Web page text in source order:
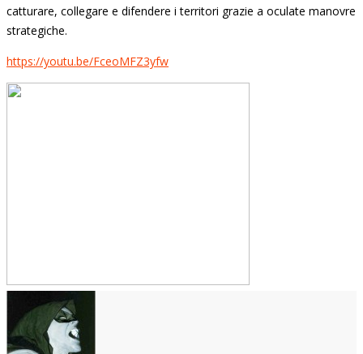
catturare, collegare e difendere i territori grazie a oculate manovre
strategiche.
https://youtu.be/FceoMFZ3yfw